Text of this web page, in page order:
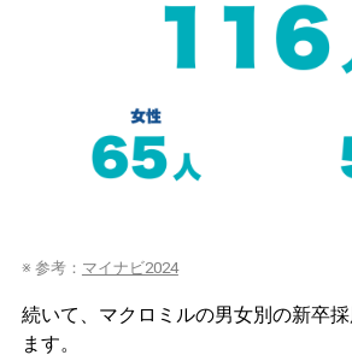
※ 参考： マイナビ2024
続いて、マクロミルの男女別の新卒
ます。